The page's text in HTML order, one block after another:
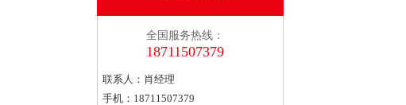
全国服务热线：
18711507379
联系人：肖经理
手机：18711507379